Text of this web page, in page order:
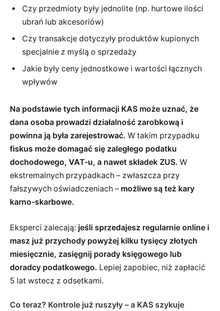
Czy przedmioty były jednolite (np. hurtowe ilości
ubrań lub akcesoriów)
Czy transakcje dotyczyły produktów kupionych
specjalnie z myślą o sprzedaży
Jakie były ceny jednostkowe i wartości łącznych
wpływów
Na podstawie tych informacji KAS może uznać, że
dana osoba prowadzi działalność zarobkową i
powinna ją była zarejestrować. W takim przypadku
fiskus może domagać się zaległego podatku
dochodowego, VAT-u, a nawet składek ZUS. W
ekstremalnych przypadkach – zwłaszcza przy
fałszywych oświadczeniach – możliwe są też kary
karno-skarbowe.
Eksperci zalecają: jeśli sprzedajesz regularnie online i
masz już przychody powyżej kilku tysięcy złotych
miesięcznie, zasięgnij porady księgowego lub
doradcy podatkowego. Lepiej zapobiec, niż zapłacić
5 lat wstecz z odsetkami.
Co teraz? Kontrole już ruszyły – a KAS szykuje